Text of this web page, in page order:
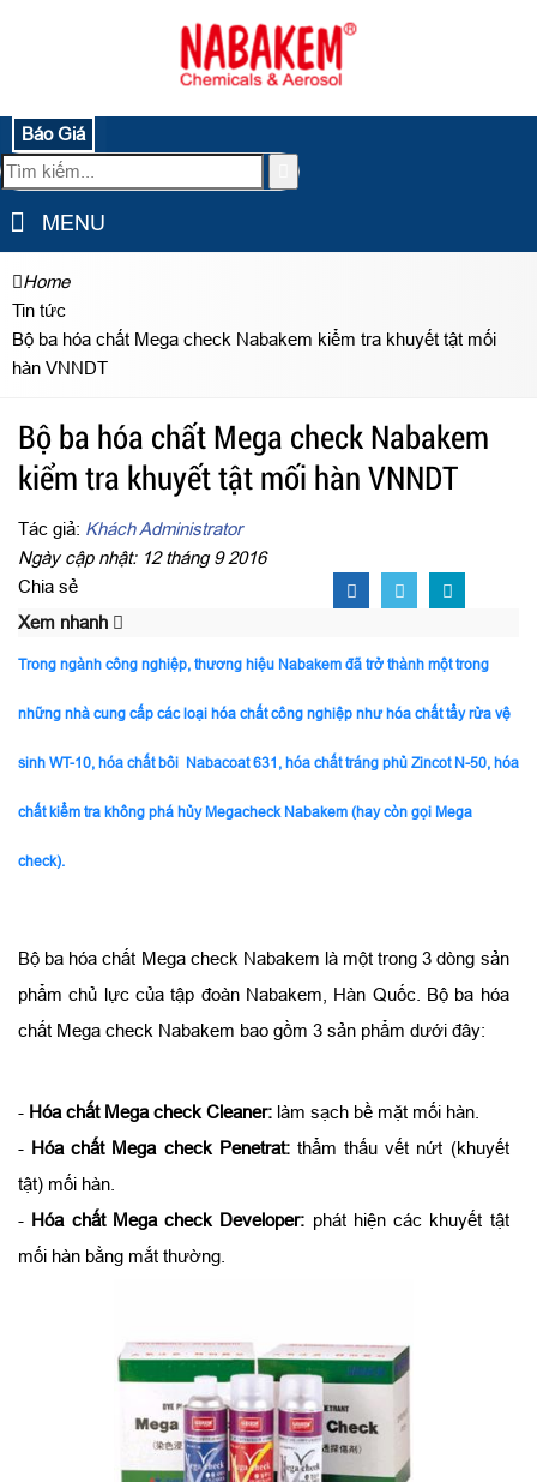
Báo Giá
MENU
Home
Tin tức
Bộ ba hóa chất Mega check Nabakem kiểm tra khuyết tật mối
hàn VNNDT
Bộ ba hóa chất Mega check Nabakem
kiểm tra khuyết tật mối hàn VNNDT
Tác giả: Khách Administrator
Ngày cập nhật: 12 tháng 9 2016
Chia sẻ
Xem nhanh
Trong ngành công nghiệp, thương hiệu Nabakem đã trở thành một trong
những nhà cung cấp các loại hóa chất công nghiệp như hóa chất tẩy rửa vệ
sinh WT-10, hóa chất bôi Nabacoat 631, hóa chất tráng phủ Zincot N-50, hóa
chất kiểm tra không phá hủy Megacheck Nabakem (hay còn gọi Mega
check).
Bộ ba hóa chất Mega check Nabakem là một trong 3 dòng sản
phẩm chủ lực của tập đoàn Nabakem, Hàn Quốc. Bộ ba hóa
chất Mega check Nabakem bao gồm 3 sản phẩm dưới đây:
- Hóa chất Mega check Cleaner: làm sạch bề mặt mối hàn.
- Hóa chất Mega check Penetrat:thẩm thấu vết nứt (khuyết
tật) mối hàn.
- Hóa chất Mega check Developer: phát hiện các khuyết tật
mối hàn bằng mắt thường.